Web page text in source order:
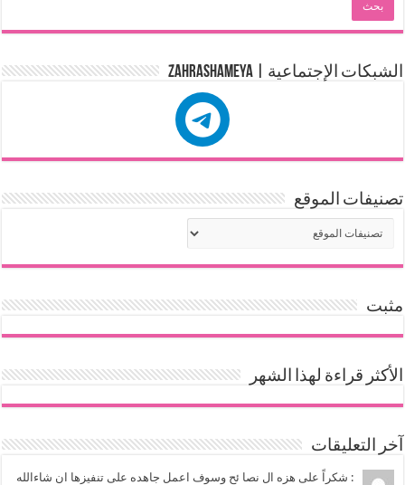
الشبكات الإجتماعية | zahrashameya
تصنيفات الموقع
مثبت
الأكثر قراءة لهذا الشهر
آخر التعليقات
: شكراً على هزه ال نصا ئح وسوف اعمل جاهده على تنفيزها ان شاءالله